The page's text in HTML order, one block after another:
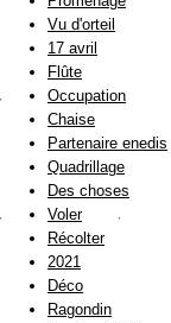
Vu d'orteil
17 avril
Flûte
Occupation
Chaise
Partenaire enedis
Quadrillage
Des choses
Voler
Récolter
2021
Déco
Ragondin